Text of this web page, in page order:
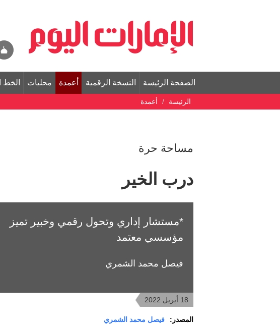
الصفحة الرئيسة النسخة الرقمية أعمدة محليات الخط
الرئيسة أعمدة
مساحة حرة
درب الخير
*مستشار إداري وتحول رقمي وخبير تميز
مؤسسي معتمد
فيصل محمد الشمري
18 أبريل 2022
المصدر: فيصل محمد الشمري